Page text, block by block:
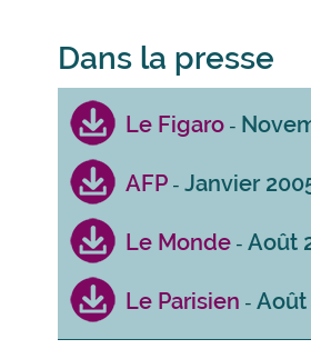
Dans la presse
Le Figaro-
AFP- Janvier
Le Monde- Août
Le Parisien - Août